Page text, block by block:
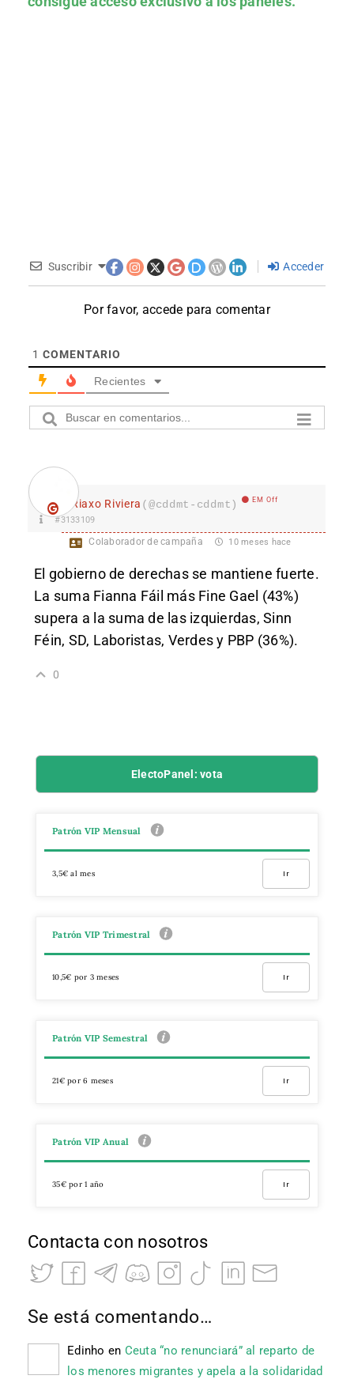
Suscribir Acceder
Por favor, accede para comentar
1 COMENTARIO
Recientes
Riaxo Riviera (@cddmt-cddmt) EM Off
#3133109
Colaborador de campaña 10 meses hace
El gobierno de derechas se mantiene fuerte.
La suma Fianna Fáil más Fine Gael (43%)
supera a la suma de las izquierdas, Sinn
Féin, SD, Laboristas, Verdes y PBP (36%).
0
ElectoPanel: vota
Patrón VIP Mensual
3,5€ al mes Ir
Patrón VIP Trimestral
10,5€ por 3 meses Ir
Patrón VIP Semestral
21€ por 6 meses Ir
Patrón VIP Anual
35€ por 1 año Ir
Contacta con nosotros
Se está comentando…
Edinho en Ceuta “no renunciará” al reparto de
los menores migrantes y apela a la solidaridad